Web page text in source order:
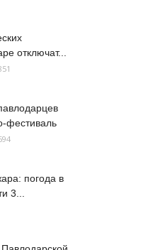
отключат...
фестиваль
погода в
3...